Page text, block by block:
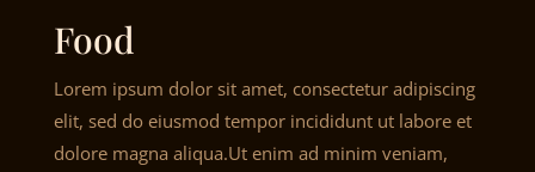
Food
Lorem ipsum dolor sit amet, consectetur adipiscing
elit, sed do eiusmod tempor incididunt ut labore et
dolore magna aliqua.Ut enim ad minim veniam,